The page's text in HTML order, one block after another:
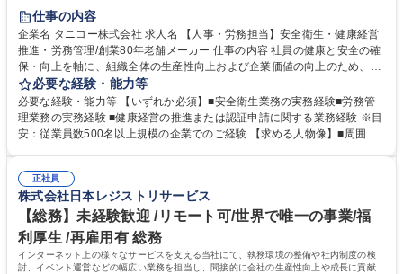
完全週休2日制
寮・社宅あり
仕事の内容
企業名 タニコー株式会社 求人名 【人事・労務担当】安全衛生・健康経営
推進・労務管理/創業80年老舗メーカー 仕事の内容 社員の健康と安全の確
保・向上を軸に、組織全体の生産性向上および企業価値の向上のため、経
営層と密接に連携しながら、定型業務にとどまらず、制度設計や施策立案
などの上流工程から関与していただきます。 【主な業務内容】■安全衛生
業務（ストレスチェック、健康診断の運用、産業医との連携 など）■健康
経営認証取得に向けた企画・推進■労務管理（労働時間の分析、労働環境
を底上げすべく、ともにご活躍いただける方の増員募集となります。 募集
職種 【人事・労務担当】安全衛生・健康経営推進・労務管理/創業80年老
舗メーカー
必要な経験・能力等
必要な経験・能力等 【いずれか必須】■安全衛生業務の実務経験■労務管
理業務の実務経験 ■健康経営の推進または認証申請に関する業務経験 ※目
安：従業員数500名以上規模の企業でのご経験 【求める人物像】■周囲
部門と連携しながら業務を推進できる方■Excelや労務管理システムの実務
使用経験をお持ちの方 学歴・資格 学歴：大学院 大学 高専 短大 専修学校
高校 語学力： 資格：
正社員
株式会社日本レジストリサービス
【総務】未経験歓迎 /リモート可/世界で唯一の事業/福
利厚生 /再雇用有 総務
インターネット上の様々なサービスを支える当社にて、執務環境の整備や社内制度の検
討、イベント運営などの幅広い業務を担当し、間接的に会社の生産性向上や成長に貢献し